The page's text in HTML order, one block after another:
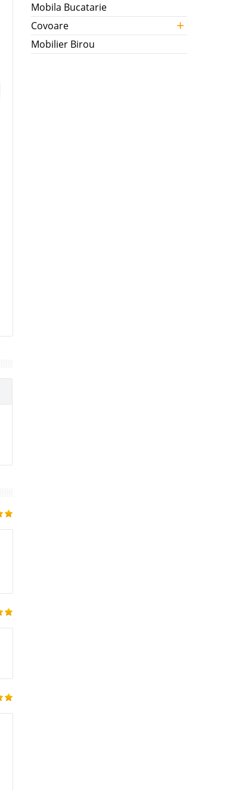
Mobila Bucatarie
Covoare
+
Mobilier Birou